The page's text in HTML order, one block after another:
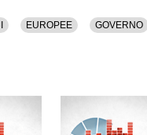
EUROPEE GOVERNO